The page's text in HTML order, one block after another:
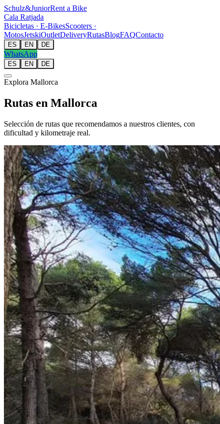
Schulz&JuniorRent a Bike
Cala Ratjada
Bicicletas · E-BikesScooters ·
MotosJetskiOutletDeliveryRutasBlogFAQContacto
ES EN DE
WhatsApp
ES EN DE
Explora Mallorca
Rutas en Mallorca
Selección de rutas que recomendamos a nuestros clientes, con
dificultad y kilometraje real.